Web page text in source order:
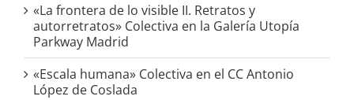
«La frontera de lo visible II. Retratos y
autorretratos» Colectiva en la Galería Utopía
Parkway Madrid
«Escala humana» Colectiva en el CC Antonio
López de Coslada